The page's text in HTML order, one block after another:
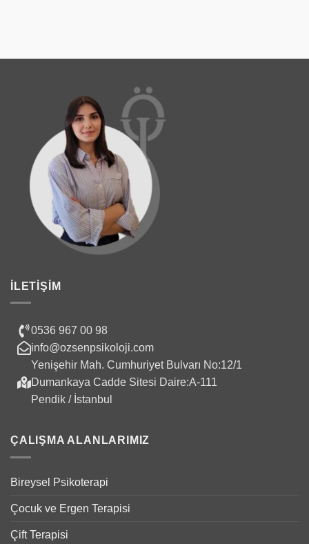
İLETIŞIM
0536 967 00 98
info@ozsenpsikoloji.com
Yenişehir Mah. Cumhuriyet Bulvarı No:12/1
Dumankaya Cadde Sitesi Daire:A-111
Pendik / İstanbul
ÇALIŞMA ALANLARIMIZ
Bireysel Psikoterapi
Çocuk ve Ergen Terapisi
Çift Terapisi